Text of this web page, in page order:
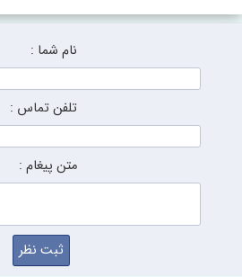
نام شما :
تلفن تماس :
متن پیغام :